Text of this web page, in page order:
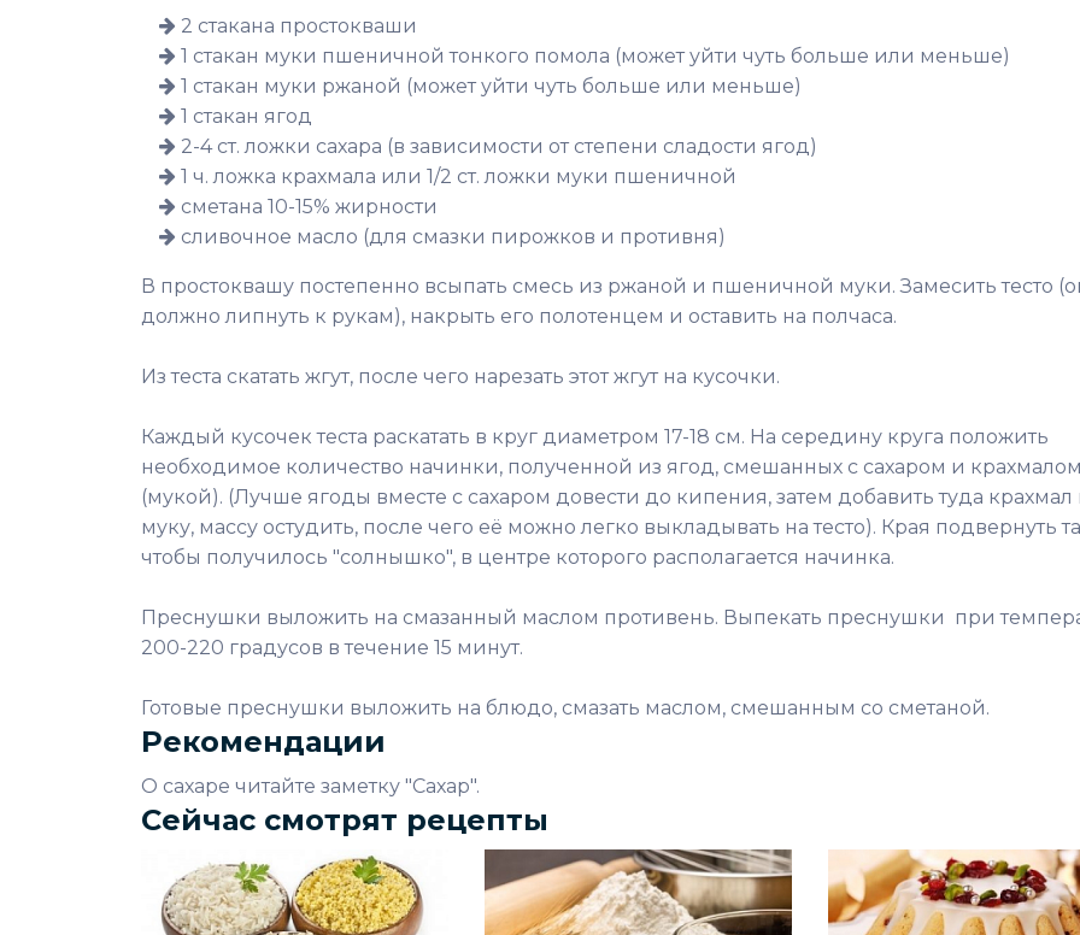
2 стакана простокваши
1 стакан муки пшеничной тонкого помола (может уйти чуть больше или меньше)
1 стакан муки ржаной (может уйти чуть больше или меньше)
1 стакан ягод
2-4 ст. ложки сахара (в зависимости от степени сладости ягод)
1 ч. ложка крахмала или 1/2 ст. ложки муки пшеничной
сметана 10-15% жирности
сливочное масло (для смазки пирожков и противня)
В простоквашу постепенно всыпать смесь из ржаной и пшеничной муки. Замесить тесто
должно липнуть к рукам), накрыть его полотенцем и оставить на полчаса.
Из теста скатать жгут, после чего нарезать этот жгут на кусочки.
Каждый кусочек теста раскатать в круг диаметром 17-18 см. На середину круга положить
необходимое количество начинки, полученной из ягод, смешанных с сахаром и
(мукой). (Лучше ягоды вместе с сахаром довести до кипения, затем добавить туда
муку, массу остудить, после чего её можно легко выкладывать на тесто). Края подвернуть
чтобы получилось "солнышко", в центре которого располагается начинка.
Преснушки выложить на смазанный маслом противень. Выпекать преснушки при
200-220 градусов в течение 15 минут.
Готовые преснушки выложить на блюдо, смазать маслом, смешанным со сметаной.
Рекомендации
О сахаре читайте заметку "Сахар".
Сейчас смотрят рецепты